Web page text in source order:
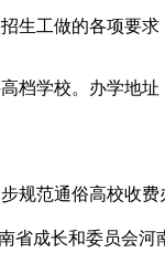
工做的各项要求
学校。办学地址
范通俗高校收费
省成长和委员会